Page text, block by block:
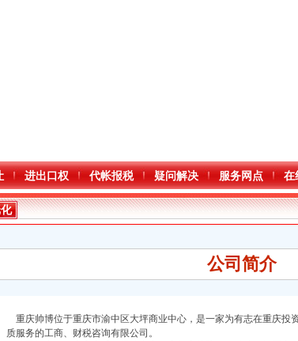
进出口权 代帐报税 疑问解决 服务网点 在
公司简介
重庆帅博位于重庆市渝中区大坪商业中心，是一家为有志在重庆投
质服务的工商、财税咨询有限公司。